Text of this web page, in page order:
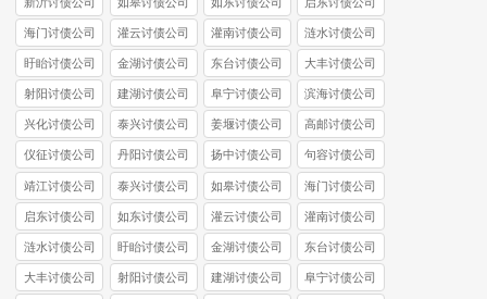
海门讨债公司 灌云讨债公司 灌南讨债公司 涟水讨债公司
盱眙讨债公司 金湖讨债公司 东台讨债公司 大丰讨债公司
射阳讨债公司 建湖讨债公司 阜宁讨债公司 滨海讨债公司
兴化讨债公司 泰兴讨债公司 姜堰讨债公司 高邮讨债公司
仪征讨债公司 丹阳讨债公司 扬中讨债公司 句容讨债公司
靖江讨债公司 泰兴讨债公司 如皋讨债公司 海门讨债公司
启东讨债公司 如东讨债公司 灌云讨债公司 灌南讨债公司
涟水讨债公司 盱眙讨债公司 金湖讨债公司 东台讨债公司
大丰讨债公司 射阳讨债公司 建湖讨债公司 阜宁讨债公司